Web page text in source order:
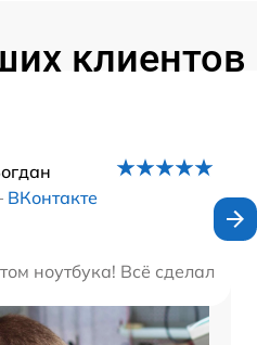
клиентов
ВКонтакте
ноутбука! Всё сделали